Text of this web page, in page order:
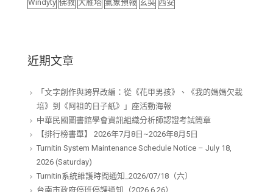
Windyty 佛教 大雁塔 氣象預報 玄奘 西安
近期文章
「文字創作與跨界改編：從《花甲男孩》、《我的媽媽欠栽
培》到《阿祖的日子紙》」座活動海報
中華民國圖書館學會資訊組織分析師認證考試簡章
【排行榜書單】 2026年7月8日~2026年8月5日
Turnitin System Maintenance Schedule Notice – July 18,
2026 (Saturday)
Turnitin系統維護時間通知_2026/07/18（六）
台南市政府停班停課通知（2026.6.26）